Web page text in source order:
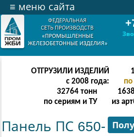
≡ меню сайта
ОТГРУЗИЛИ ИЗДЕЛИЙ
с 2008 года:
65532 тонн
по сериям и ТУ
из
Панель ПС 650-